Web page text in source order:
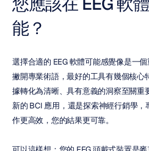
能？
選擇合適的 EEG 軟體可能感覺像是一
撇開專業術語，最好的工具有幾個核心
據轉化為清晰、具有意義的洞察至關重
新的 BCI 應用，還是探索神經行銷學
作更高效，您的結果更可靠。